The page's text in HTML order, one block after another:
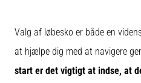
tester
shuttle
testen
Valg af løbesko er både en
at hjælpe dig med at navigere
start er det vigtigt at indse, at